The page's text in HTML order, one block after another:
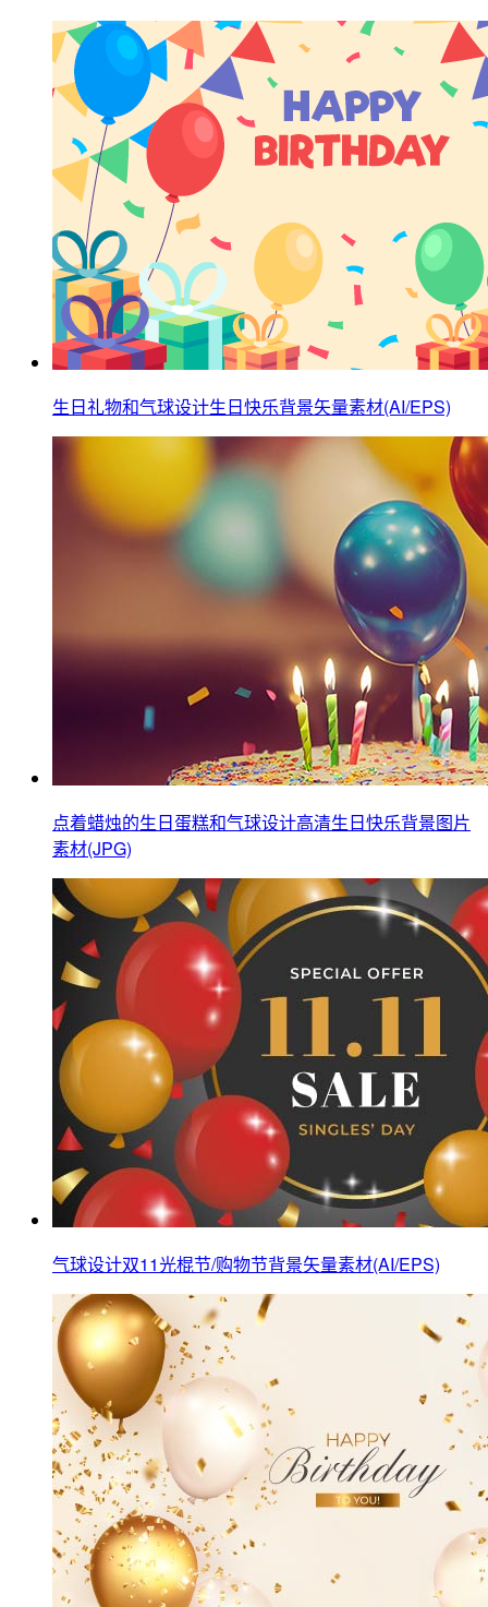
生日礼物和气球设计生日快乐背景矢量素材(AI/EPS)
点着蜡烛的生日蛋糕和气球设计高清生日快乐背景图片
素材(JPG)
气球设计双11光棍节/购物节背景矢量素材(AI/EPS)